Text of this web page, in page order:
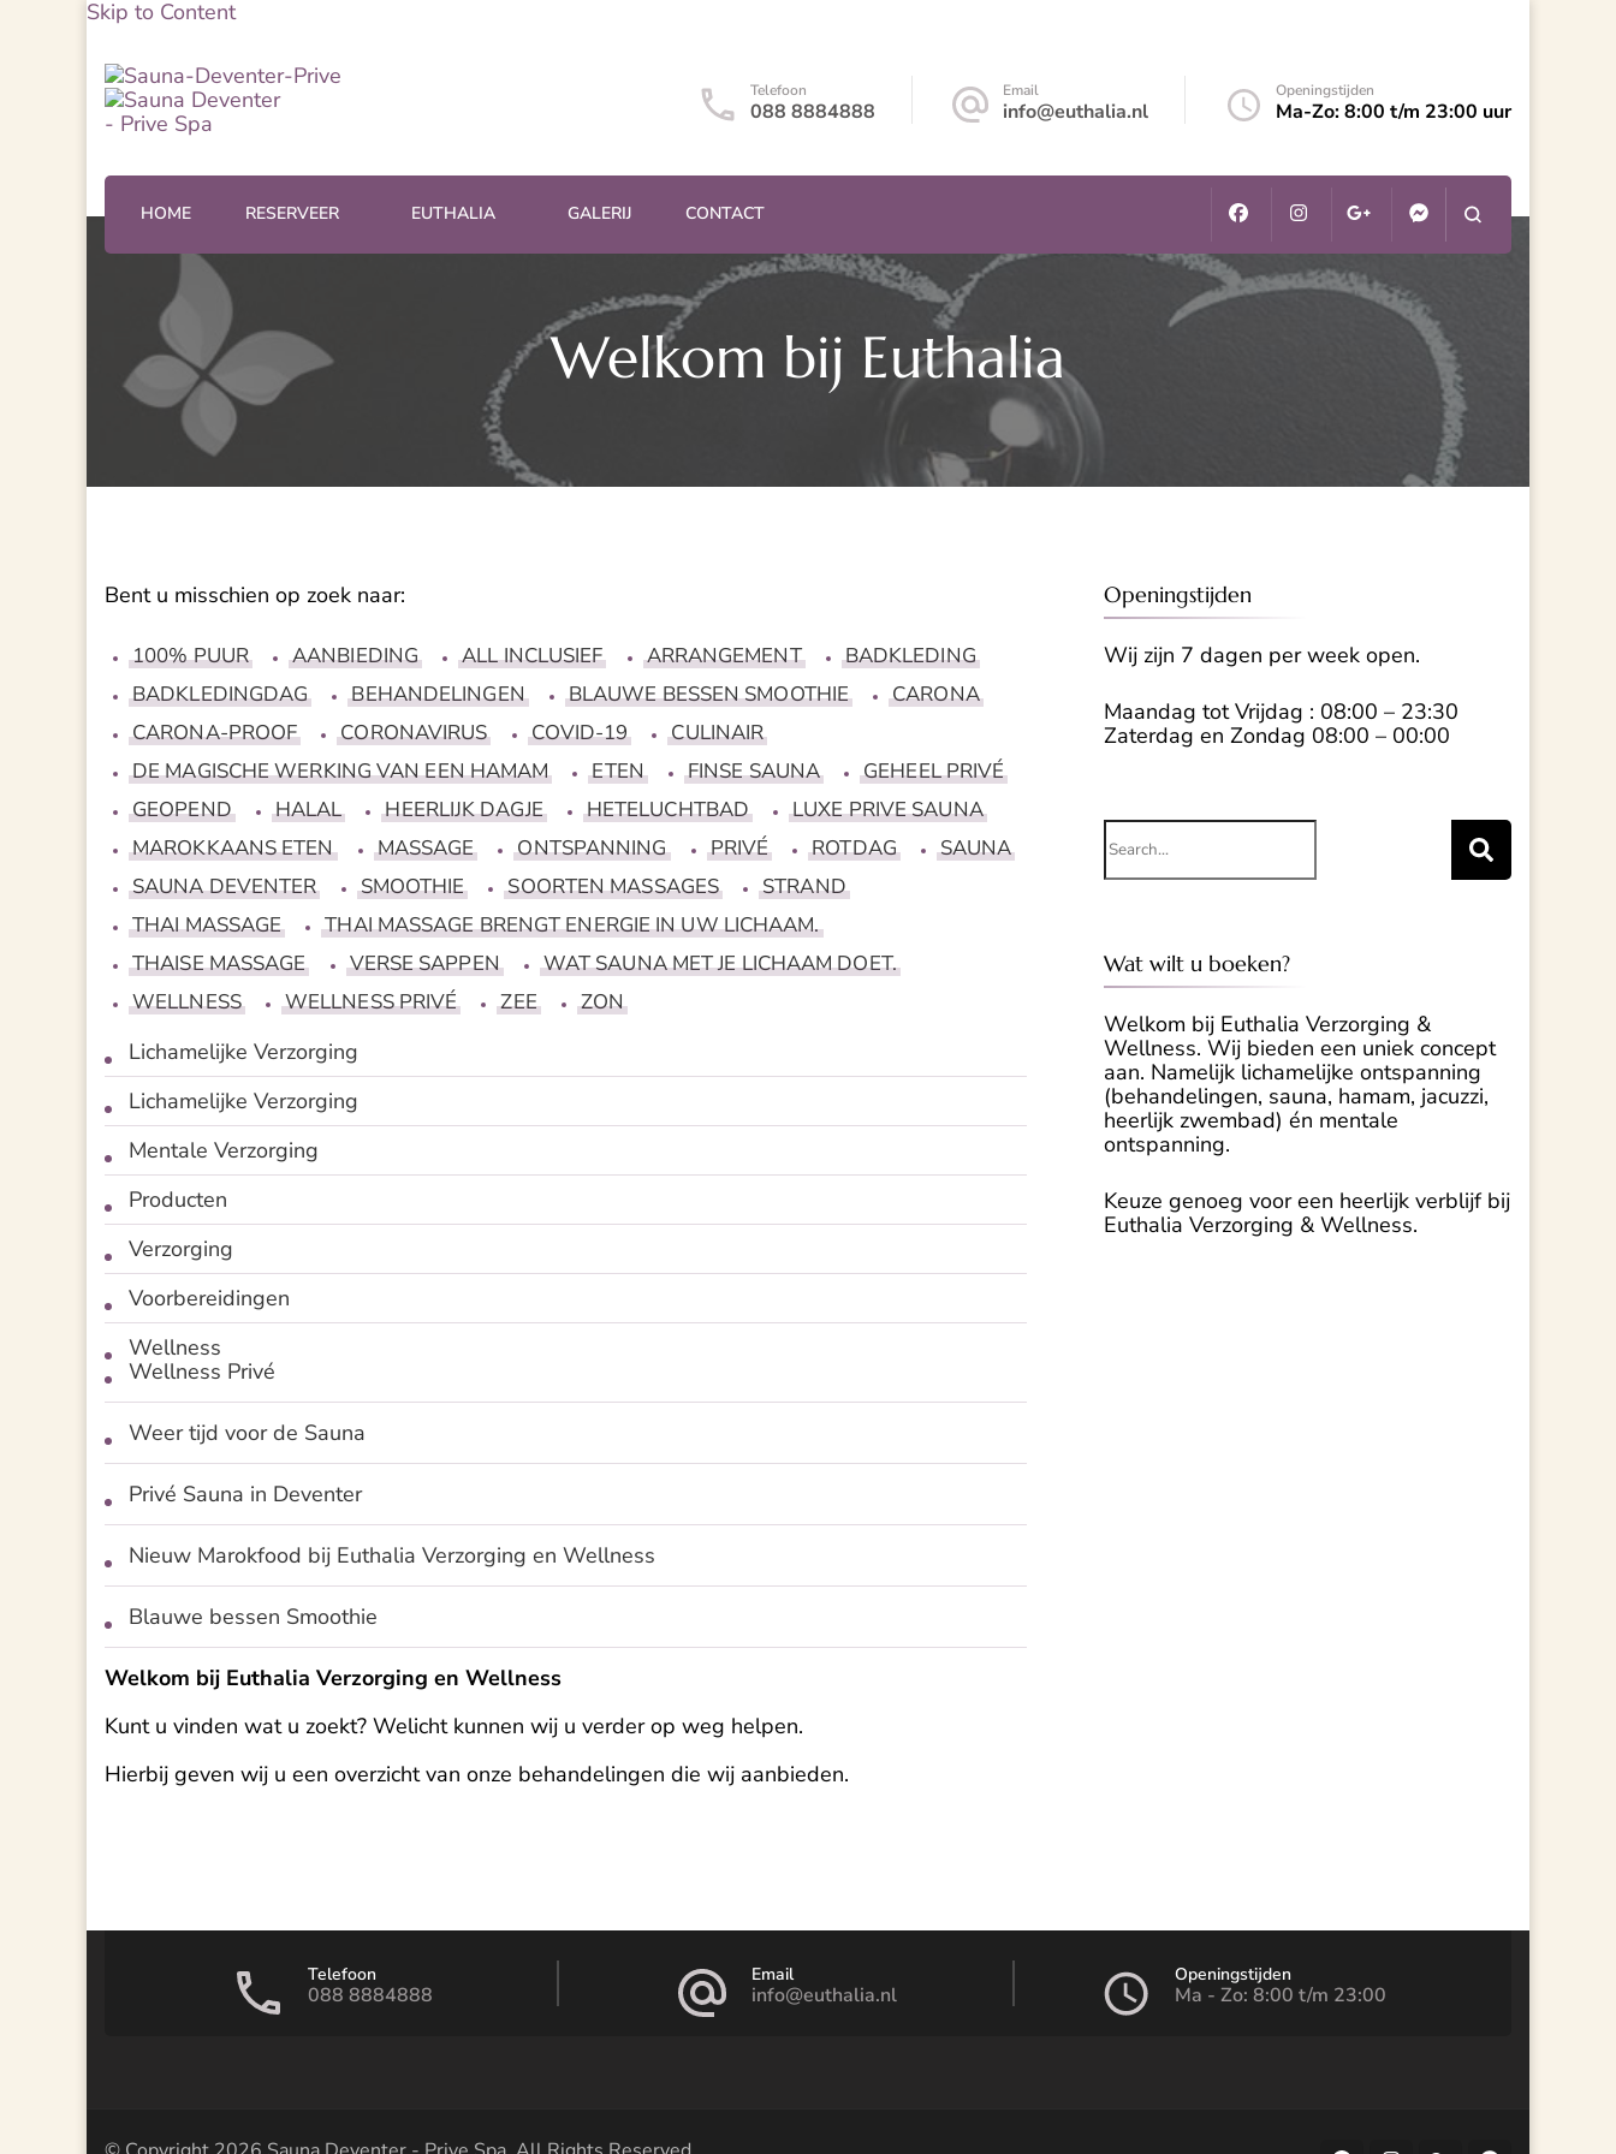
Skip to Content
Sauna Deventer – Prive Spa
Sauna Deventer
Telefoon
088 8884888
Email
info@euthalia.nl
Openingstijden
Ma-Zo: 8:00 t/m 23:00 uur
HOME RESERVEER EUTHALIA GALERIJ CONTACT
Welkom bij Euthalia
Bent u misschien op zoek naar:
100% PUUR AANBIEDING ALL INCLUSIEF ARRANGEMENT
BADKLEDING
BADKLEDINGDAG
BEHANDELINGEN BLAUWE BESSEN SMOOTHIE
CARONA
CARONA-PROOF
CORONAVIRUS COVID-19
CULINAIR
DE MAGISCHE WERKING VAN EEN HAMAM
ETEN FINSE SAUNA
GEHEEL PRIVÉ
GEOPEND
HALAL HEERLIJK DAGJE HETELUCHTBAD
LUXE PRIVE SAUNA
MAROKKAANS ETEN
MASSAGE ONTSPANNING PRIVÉ ROTDAG
SAUNA
SAUNA DEVENTER
SMOOTHIE SOORTEN MASSAGES
STRAND
THAI MASSAGE
THAI MASSAGE BRENGT ENERGIE IN UW LICHAAM.
THAISE MASSAGE
VERSE SAPPEN
WAT SAUNA MET JE LICHAAM DOET.
WELLNESS
WELLNESS PRIVÉ ZEE ZON
Lichamelijke Verzorging
Lichamelijke Verzorging
Mentale Verzorging
Producten
Verzorging
Voorbereidingen
Wellness
Wellness Privé
Weer tijd voor de Sauna
Privé Sauna in Deventer
Nieuw Marokfood bij Euthalia Verzorging en Wellness
Blauwe bessen Smoothie
Welkom bij Euthalia Verzorging en Wellness
Kunt u vinden wat u zoekt? Welicht kunnen wij u verder op weg helpen.
Hierbij geven wij u een overzicht van onze behandelingen die wij aanbieden.
Openingstijden
Wij zijn 7 dagen per week open.
Maandag tot Vrijdag : 08:00 – 23:30
Zaterdag en Zondag 08:00 – 00:00
Search
for:
Wat wilt u boeken?
Welkom bij Euthalia Verzorging &
Wellness. Wij bieden een uniek concept
aan. Namelijk lichamelijke ontspanning
(behandelingen, sauna, hamam, jacuzzi,
heerlijk zwembad) én mentale
ontspanning.
Keuze genoeg voor een heerlijk verblijf bij
Euthalia Verzorging & Wellness.
Telefoon
088 8884888
Email
info@euthalia.nl
Openingstijden
Ma - Zo: 8:00 t/m 23:00